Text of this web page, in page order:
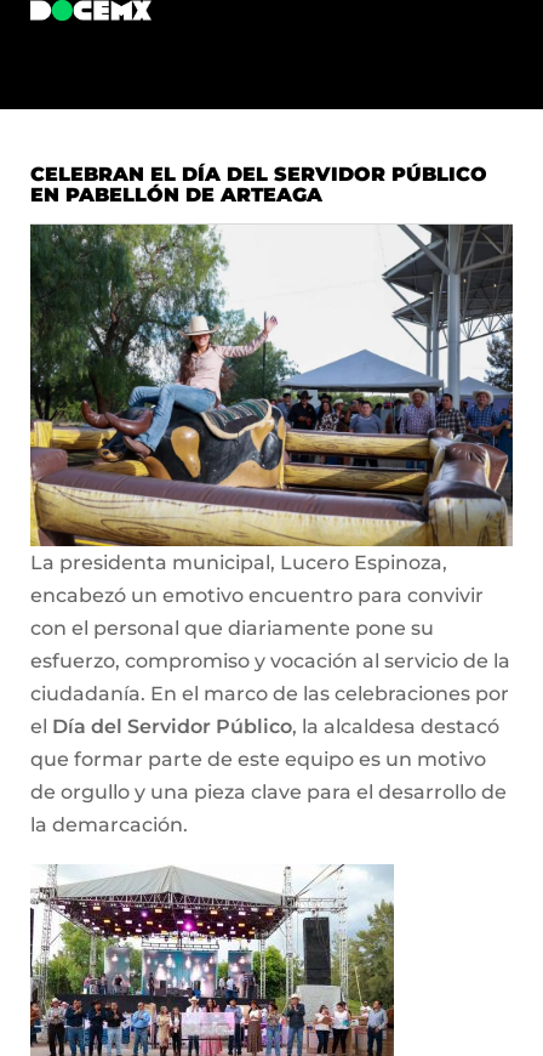
CELEBRAN EL DÍA DEL SERVIDOR PÚBLICO
EN PABELLÓN DE ARTEAGA
La presidenta municipal, Lucero Espinoza,
encabezó un emotivo encuentro para convivir
con el personal que diariamente pone su
esfuerzo, compromiso y vocación al servicio de la
ciudadanía. En el marco de las celebraciones por
el Día del Servidor Público, la alcaldesa destacó
que formar parte de este equipo es un motivo
de orgullo y una pieza clave para el desarrollo de
la demarcación.